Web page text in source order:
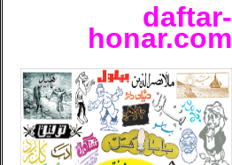
daftar-
honar.com